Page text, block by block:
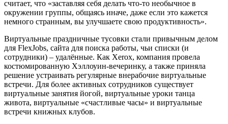
считает, что «заставляя себя делать что-то необычное в
окружении группы, общаясь иначе, даже если это кажется
немного странным, вы улучшаете свою продуктивность».
Виртуальные праздничные тусовки стали привычным делом
для FlexJobs, сайта для поиска работы, чьи списки (и
сотрудники) – удалённые. Как Xerox, компания провела
костюмированную Хэллоуин-вечеринку, а также приняла
решение устраивать регулярные внерабочие виртуальные
встречи. Для более активных сотрудников существует
виртуальные занятия йогой, виртуальные уроки танца
живота, виртуальные «счастливые часы» и виртуальные
встречи книжных клубов.